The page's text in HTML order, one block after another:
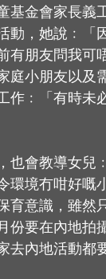
基金會家長義
動，她說﹕「
有朋友問我可
庭小朋友以及
作﹕「有時未
也會教導女兒
環境冇咁好嘅
育意識，雖然
份要在內地拍
去內地活動都